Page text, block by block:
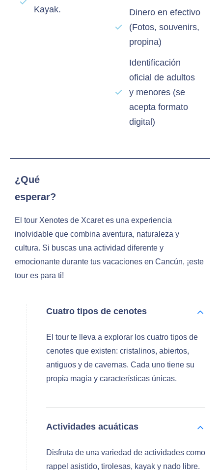
Kayak.
Dinero en efectivo
(Fotos, souvenirs,
propina)
Identificación
oficial de adultos
y menores (se
acepta formato
digital)
¿Qué
esperar?
El tour Xenotes de Xcaret es una experiencia
inolvidable que combina aventura, naturaleza y
cultura. Si buscas una actividad diferente y
emocionante durante tus vacaciones en Cancún, ¡este
tour es para ti!
Cuatro tipos de cenotes
El tour te lleva a explorar los cuatro tipos de
cenotes que existen: cristalinos, abiertos,
antiguos y de cavernas. Cada uno tiene su
propia magia y características únicas.
Actividades acuáticas
Disfruta de una variedad de actividades como
rappel asistido, tirolesas, kayak y nado libre.